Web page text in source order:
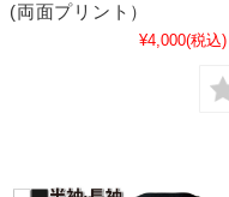
(両面プリント）
¥4,000(税込)